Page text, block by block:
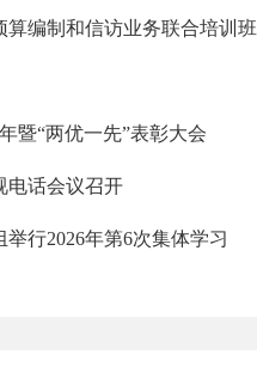
算编制和信访业务联合培训班
暨“两优一先”表彰大会
电话会议召开
行2026年第6次集体学习